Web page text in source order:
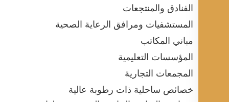
الفنادق والمنتجعات
المستشفيات ومرافق الرعاية الصحية
مباني المكاتب
المؤسسات التعليمية
المجمعات التجارية
خصائص ساحلية ذات رطوبة عالية